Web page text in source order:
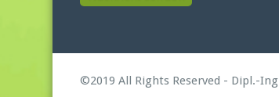
©2019 All Rights Reserved - Dipl.-